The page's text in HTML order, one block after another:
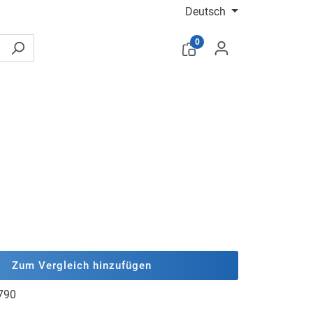
Deutsch
0
Zum Vergleich hinzufügen